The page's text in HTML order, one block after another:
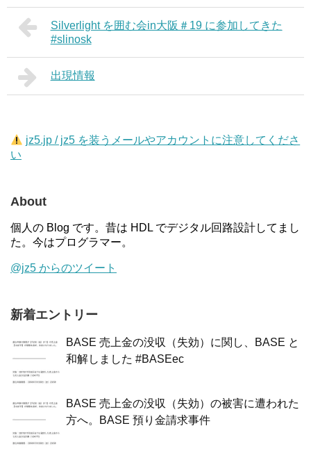
Silverlight を囲む会in大阪＃19 に参加してきた
#slinosk
出現情報
jz5.jp / jz5 を装うメールやアカウントに注意してくださ
い
About
個人の Blog です。昔は HDL でデジタル回路設計してまし
た。今はプログラマー。
@jz5 からのツイート
新着エントリー
BASE 売上金の没収（失効）に関し、BASE と
和解しました #BASEec
BASE 売上金の没収（失効）の被害に遭われた
方へ。BASE 預り金請求事件